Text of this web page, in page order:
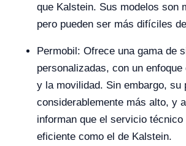
que Kalstein. Sus modelos son
pero pueden ser más difíciles
Permobil: Ofrece una gama de
personalizadas, con un
y la movilidad. Sin embargo, su
considerablemente más alto, y
informan que el servicio técnico
eficiente como el de Kalstein.